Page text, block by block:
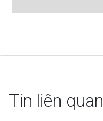
Tin liên quan